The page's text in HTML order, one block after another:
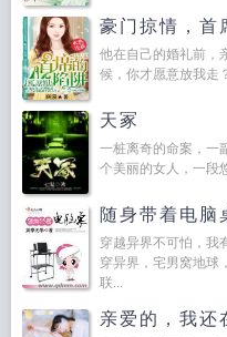
豪门掠情，首
他在自己的婚礼前，
候，你才愿意放我走
天冢
一桩离奇的命案，一
个美丽的女人，一段
随身带着电脑
穿越异界不可怕，
穿异界，宅男窝地
联...
亲爱的，我还